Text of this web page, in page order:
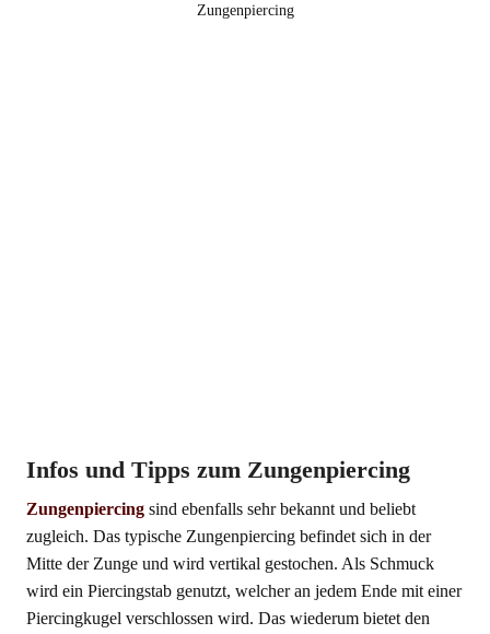
Zungenpiercing
Infos und Tipps zum Zungenpiercing
Zungenpiercing sind ebenfalls sehr bekannt und beliebt
zugleich. Das typische Zungenpiercing befindet sich in der
Mitte der Zunge und wird vertikal gestochen. Als Schmuck
wird ein Piercingstab genutzt, welcher an jedem Ende mit einer
Piercingkugel verschlossen wird. Das wiederum bietet den